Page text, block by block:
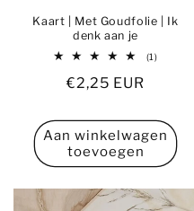
Kaart | Met Goudfolie | Ik
denk aan je
(1)1
Normale
€2,25 EUR
Aan winkelwagen
toevoegen